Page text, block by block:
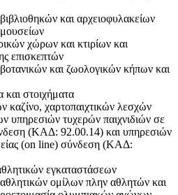
και αρχειοφυλακείων
χώρων και κτιρίων και
επισκεπτών
και ζωολογικών κήπων και
και στοιχήματα
καζίνο, χαρτοπαιχτικών λεσχών
υπηρεσιών τυχερών παιχνιδιών σε
(ΚΑΔ: 92.00.14) και υπηρεσιών
(on line) σύνδεση (ΚΑΔ:
εγκαταστάσεων
ομίλων πλην αθλητών και